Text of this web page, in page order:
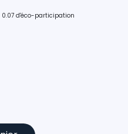
0.07 d'éco-participation